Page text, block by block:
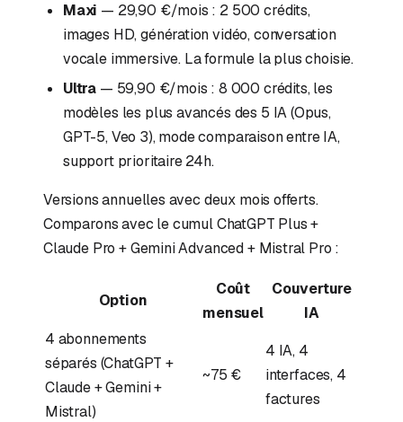
Maxi — 29,90 €/mois : 2 500 crédits,
images HD, génération vidéo, conversation
vocale immersive. La formule la plus choisie.
Ultra — 59,90 €/mois : 8 000 crédits, les
modèles les plus avancés des 5 IA (Opus,
GPT-5, Veo 3), mode comparaison entre IA,
support prioritaire 24h.
Versions annuelles avec deux mois offerts.
Comparons avec le cumul ChatGPT Plus +
Claude Pro + Gemini Advanced + Mistral Pro :
Option
Coût
mensuel
Couverture
IA
4 abonnements
séparés (ChatGPT +
Claude + Gemini +
Mistral)
~75 €
4 IA, 4
interfaces, 4
factures